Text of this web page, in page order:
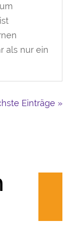
als nur ein
Einträge »